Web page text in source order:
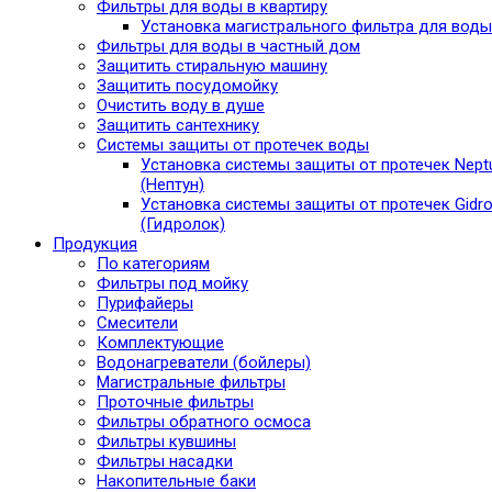
Фильтры для воды в квартиру
Установка магистрального фильтра для воды
Фильтры для воды в частный дом
Защитить стиральную машину
Защитить посудомойку
Очистить воду в душе
Защитить сантехнику
Системы защиты от протечек воды
Установка системы защиты от протечек
(Нептун)
Установка системы защиты от протечек
(Гидролок)
Продукция
По категориям
Фильтры под мойку
Пурифайеры
Смесители
Комплектующие
Водонагреватели (бойлеры)
Магистральные фильтры
Проточные фильтры
Фильтры обратного осмоса
Фильтры кувшины
Фильтры насадки
Накопительные баки